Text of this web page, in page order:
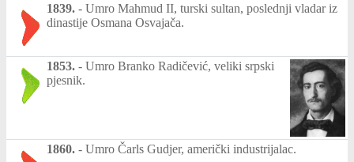
1839. - Umro Mahmud II, turski sultan, poslednji vladar iz
dinastije Osmana Osvajača.
1853. - Umro Branko Radičević, veliki srpski
pjesnik.
1860. - Umro Čarls Gudjer, američki industrijalac.